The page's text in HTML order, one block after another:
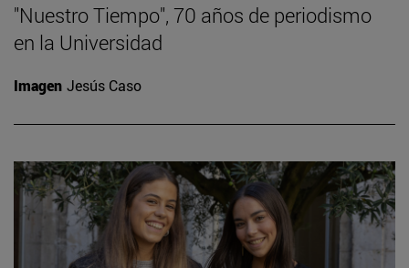
"Nuestro Tiempo", 70 años de periodismo
en la Universidad
Imagen Jesús Caso